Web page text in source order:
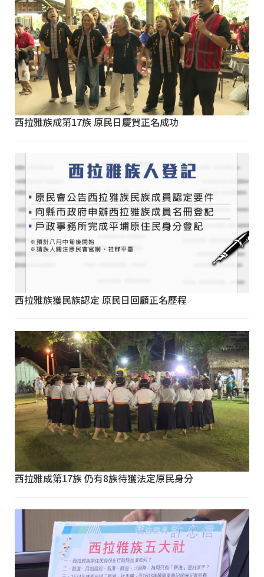
西拉雅族成第17族 原民日慶賀正名成功
西拉雅族獲民族認定 原民日回顧正名歷程
西拉雅成第17族 仍有8族待獲法定原民身分